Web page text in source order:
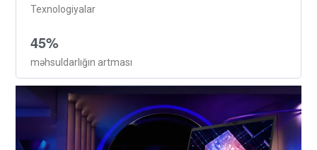
Texnologiyalar
45%
məhsuldarlığın artması